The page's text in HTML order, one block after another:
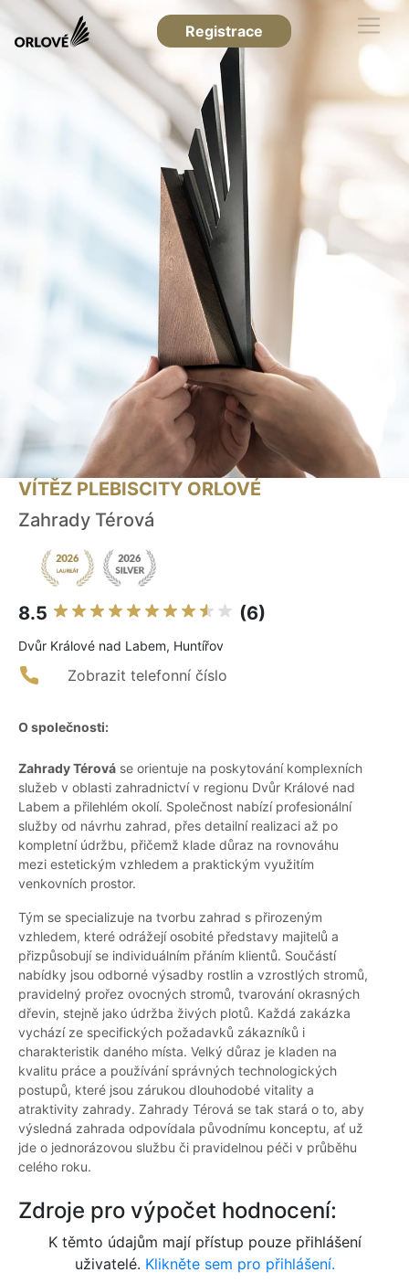
Registrace
VÍTĚZ PLEBISCITY ORLOVÉ
Zahrady Térová
8.5 (6)
Dvůr Králové nad Labem, Huntířov
Zobrazit telefonní číslo
O společnosti:
Zahrady Térová se orientuje na poskytování komplexních
služeb v oblasti zahradnictví v regionu Dvůr Králové nad
Labem a přilehlém okolí. Společnost nabízí profesionální
služby od návrhu zahrad, přes detailní realizaci až po
kompletní údržbu, přičemž klade důraz na rovnováhu
mezi estetickým vzhledem a praktickým využitím
venkovních prostor.
Tým se specializuje na tvorbu zahrad s přirozeným
vzhledem, které odrážejí osobité představy majitelů a
přizpůsobují se individuálním přáním klientů. Součástí
nabídky jsou odborné výsadby rostlin a vzrostlých stromů,
pravidelný prořez ovocných stromů, tvarování okrasných
dřevin, stejně jako údržba živých plotů. Každá zakázka
vychází ze specifických požadavků zákazníků i
charakteristik daného místa. Velký důraz je kladen na
kvalitu práce a používání správných technologických
postupů, které jsou zárukou dlouhodobé vitality a
atraktivity zahrady. Zahrady Térová se tak stará o to, aby
výsledná zahrada odpovídala původnímu konceptu, ať už
jde o jednorázovou službu či pravidelnou péči v průběhu
celého roku.
Zdroje pro výpočet hodnocení:
K těmto údajům mají přístup pouze přihlášení
uživatelé. Klikněte sem pro přihlášení.